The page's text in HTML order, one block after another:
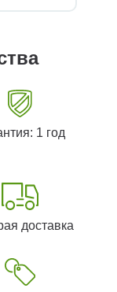
1 год
доставка